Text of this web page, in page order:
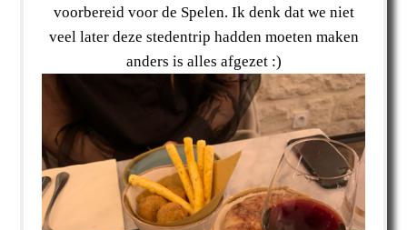
voorbereid voor de Spelen. Ik denk dat we niet
veel later deze stedentrip hadden moeten maken
anders is alles afgezet :)